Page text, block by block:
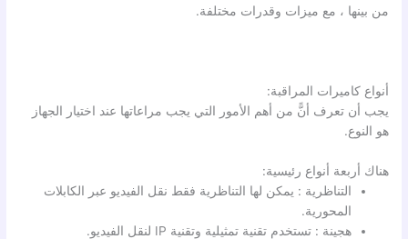
من بينها ، مع ميزات وقدرات مختلفة.
أنواع كاميرات المراقبة:
يجب أن تعرف أنًّ من أهم الأمور التي يجب مراعاتها عند اختيار الجهاز
هو النوع.
هناك أربعة أنواع رئيسية:
التناظرية : يمكن لها التناظرية فقط نقل الفيديو عبر الكابلات
المحورية.
هجينة : تستخدم تقنية تمثيلية وتقنية IP لنقل الفيديو.